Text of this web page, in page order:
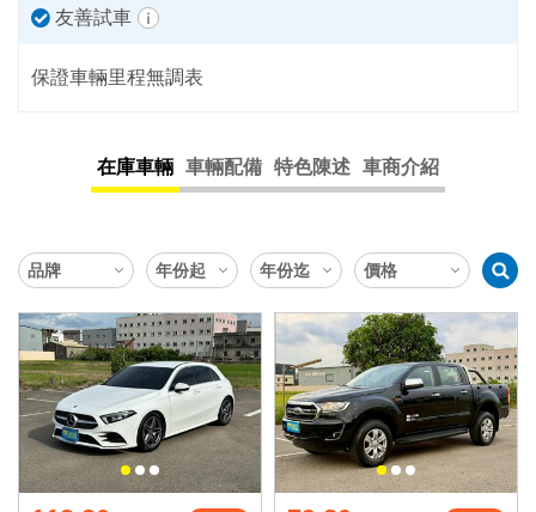
友善試車
保證車輛里程無調表
在庫車輛 車輛配備 特色陳述 車商介紹